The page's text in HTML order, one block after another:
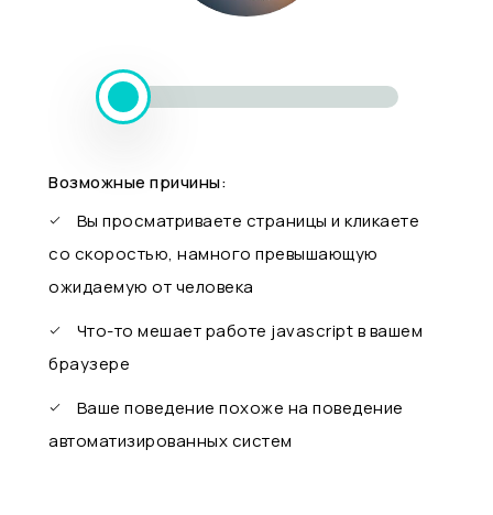
Возможные причины:
Вы просматриваете страницы и кликаете
со скоростью, намного превышающую
ожидаемую от человека
Что-то мешает работе javascript в вашем
браузере
Ваше поведение похоже на поведение
автоматизированных систем